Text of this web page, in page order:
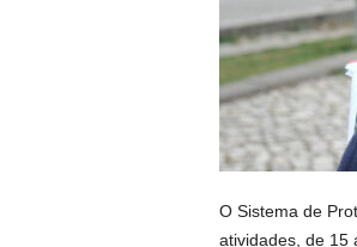
O Sistema de
atividades, de 15